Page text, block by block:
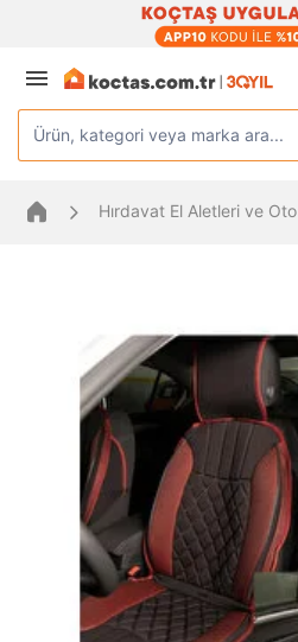
Ürün, kategori veya marka ara...
Hırdavat El Aletleri ve Oto